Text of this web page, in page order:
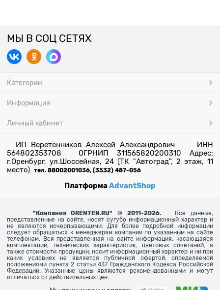
МЫ В СОЦ СЕТЯХ
Категории
Информация
Личный кабинет
ИП Веретенников Алексей Александрович ИНН
564802353708 ОГРНИП 311565820200310 Адрес:
г.Оренбург, ул.Шоссейная, 24 (ТК "Автоград", 2 этаж, 11
место) тел. 88002001036, (3532) 487-056
ПлатформаAdvantShop
" Компания ORENTEN.RU" © 2011-2026.
Все данные,
представленные на сайте, носят сугубо информационный характер и
не являются исчерпывающими. Для более подробной информации
следует обращаться к менеджерам компании по указанным на сайте
телефонам. Вся представленная на сайте информация, касающаяся
комплектации, технических характеристик, цветовых сочетаний, а
также стоимости продукции, носит информационный характер и ни при
каких условиях не является публичной офертой, определяемой
положениями пункта 2 статьи 437 Гражданского Кодекса Российской
Федерации. Указанные цены являются рекомендованными и могут
отличаться от действительных цен.